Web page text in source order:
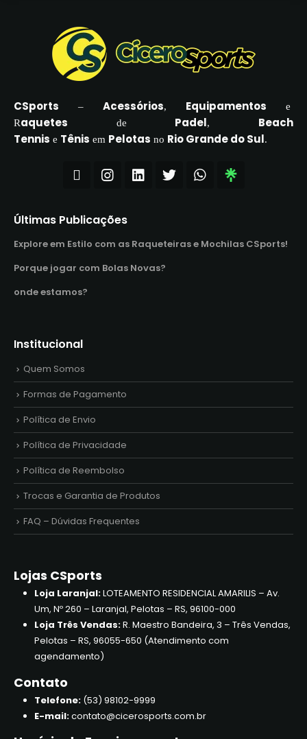
CSports – Acessórios, Equipamentos e
Raquetes de Padel, Beach
Tennis e Tênis em Pelotas no Rio Grande do Sul.
Últimas Publicações
Explore em Estilo com as Raqueteiras e Mochilas CSports!
Porque jogar com Bolas Novas?
onde estamos?
Institucional
Quem Somos
Formas de Pagamento
Política de Envio
Política de Privacidade
Política de Reembolso
Trocas e Garantia de Produtos
FAQ – Dúvidas Frequentes
Lojas CSports
Loja Laranjal:LOTEAMENTO RESIDENCIAL AMARILIS – Av.
Um, Nº 260 – Laranjal, Pelotas – RS, 96100-000
Loja Três Vendas:R. Maestro Bandeira, 3 – Três Vendas,
Pelotas – RS, 96055-650 (Atendimento com
agendamento)
Contato
Telefone:(53) 98102-9999
E-mail:contato@cicerosports.com.br